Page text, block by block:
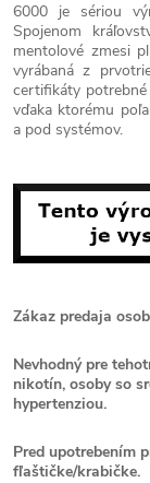
6000 je sériou
Spojenom
mentolové zmesi
vyrábaná z
certifikáty
vďaka ktorému
a pod systémov.
Zákaz predaja
Nevhodný pre
nikotín, osoby so
hypertenziou.
Pred upotrebením
fľaštičke/krabičke.